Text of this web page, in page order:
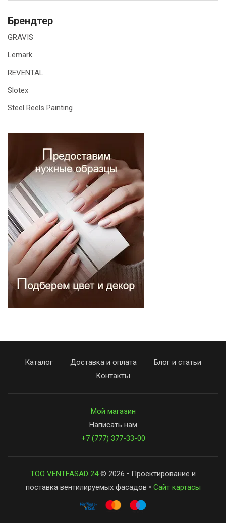
Брендтер
GRAVIS
Lemark
REVENTAL
Slotex
Steel Reels Painting
Каталог Доставка и оплата
Блог и статьи
Контакты
Мой магазин
Написать нам
+7 (777) 377-33-00
ТОО VENTFASAD 24© 2026 • Проектирование и
поставка вентилируемых фасадов • Сайт картасы